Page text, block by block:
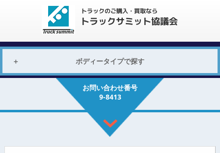
ボディータイプで探す
お問い合わせ番号
9-8413